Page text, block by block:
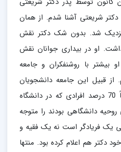
دکتر شریعتی آشنا شدم. از همان
نزدیک شد. بدون شک دکتر نقش
او در بیداری جوانان نقش
بیشتر با روشنفکران و جامعه
از قبیل این جامعه دانشجویان
بودند. دکتر شریعتی تقریباً 70 درصد افرادی که در دانشگاه
روحیه دانشگاهی بودند را متوجه
یک فریادگر است نه یک فقیه و
دکتر هم اعلام کرده بود. منتها